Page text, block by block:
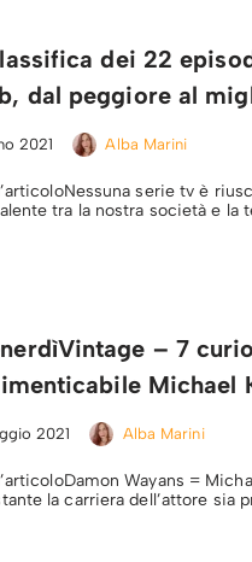
dei 22
dal peggiore al
2021 Alba Marini
serie tv è
tra la nostra società e
– 7
Michael
2021 Alba Marini
Wayans =
la carriera dell’attore sia